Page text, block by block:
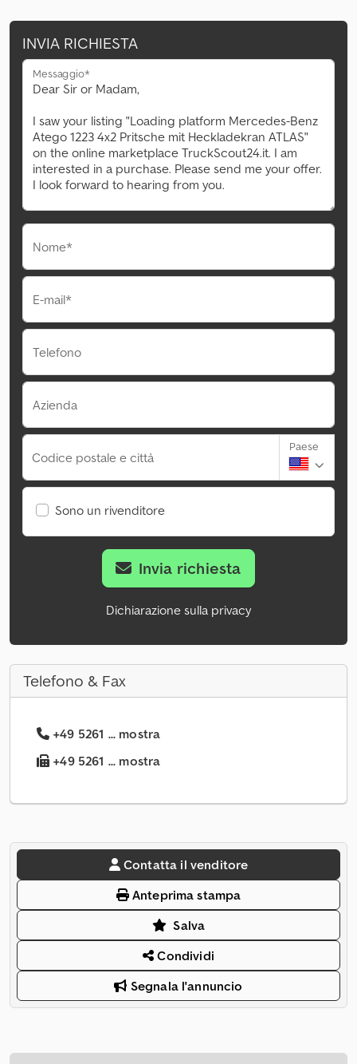
INVIA RICHIESTA
Messaggio*
Nome*
E-mail*
Telefono
Azienda
Codice postale e città
Paese
Sono un rivenditore
Invia richiesta
Dichiarazione sulla privacy
Telefono & Fax
+49 5261 ... mostra
+49 5261 ... mostra
Contatta il venditore
Anteprima stampa
Salva
Condividi
Segnala l'annuncio